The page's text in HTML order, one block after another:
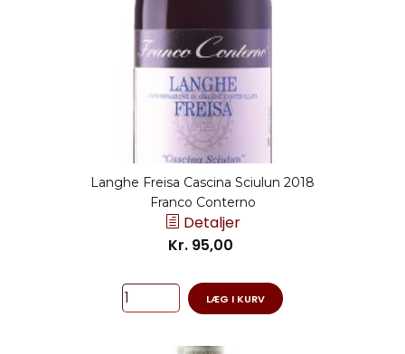
Langhe Freisa Cascina Sciulun 2018
Franco Conterno
Detaljer
Kr. 95,00
LÆG I KURV